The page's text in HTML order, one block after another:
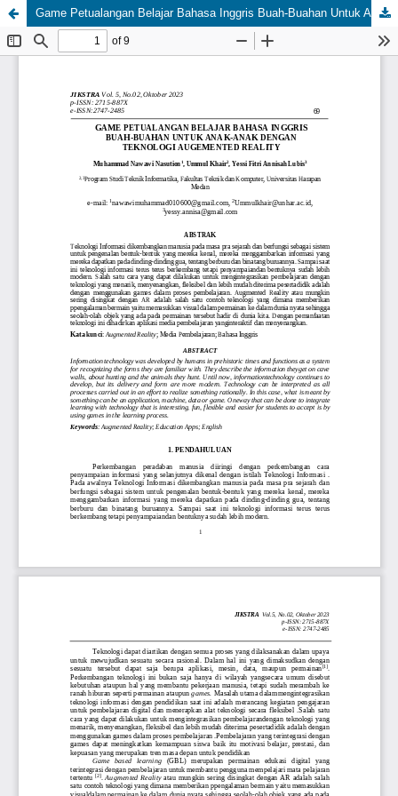
Game Petualangan Belajar Bahasa Inggris Buah-Buahan Untuk Anak-Anak Dengan Teknologi Augmented Reality